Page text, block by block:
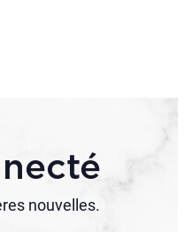
nouvelles.